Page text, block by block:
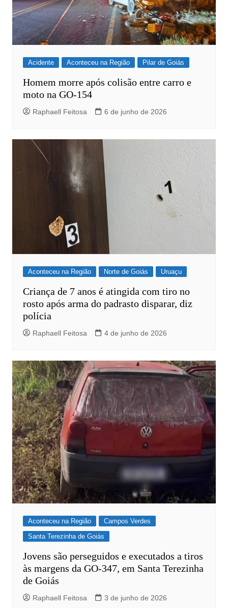
Acidente Aconteceu na Região Pilar de Goiás
Homem morre após colisão entre carro e
moto na GO-154
Raphaell Feitosa 6 de junho de 2026
Aconteceu na Região Norte de Goiás Uruaçu
Criança de 7 anos é atingida com tiro no
rosto após arma do padrasto disparar, diz
polícia
Raphaell Feitosa 4 de junho de 2026
Aconteceu na Região
Campos Verdes
Santa Terezinha de Goiás
Jovens são perseguidos e executados a tiros
às margens da GO-347, em Santa Terezinha
de Goiás
Raphaell Feitosa 3 de junho de 2026